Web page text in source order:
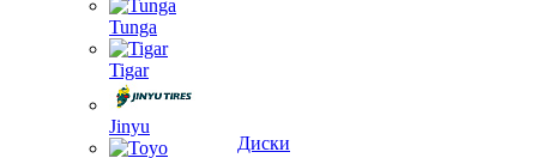
Tunga
Tigar
Jinyu
Диски